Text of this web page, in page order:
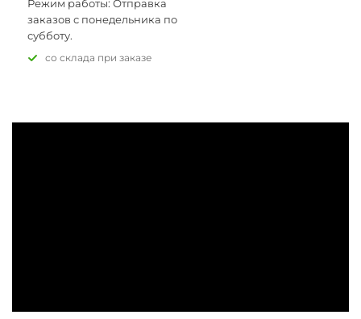
Режим работы: Отправка
заказов с понедельника по
субботу.
Со склада при заказе